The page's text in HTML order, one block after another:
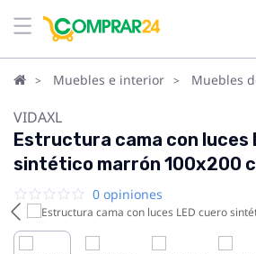
Muebles e interior Muebles
VIDAXL
Estructura cama con luces
sintético marrón 100x200
0 opiniones